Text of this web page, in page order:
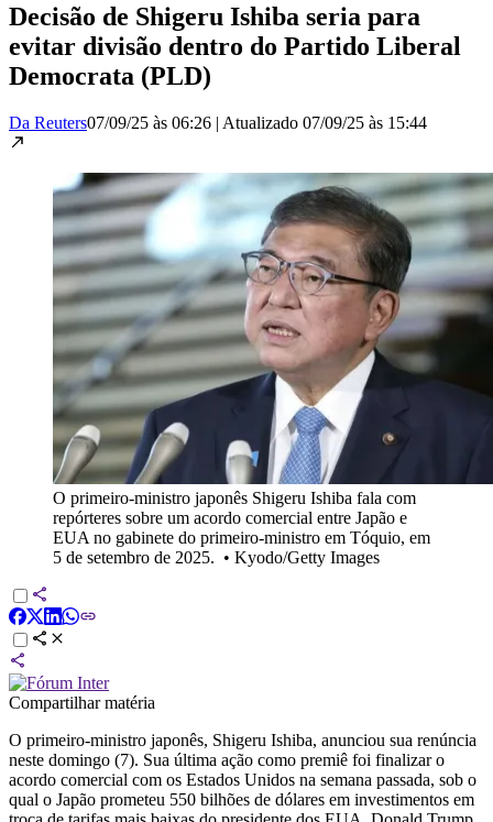
Decisão de Shigeru Ishiba seria para
evitar divisão dentro do Partido Liberal
Democrata (PLD)
Da Reuters07/09/25 às 06:26 | Atualizado 07/09/25 às 15:44
O primeiro-ministro japonês Shigeru Ishiba fala com
repórteres sobre um acordo comercial entre Japão e
EUA no gabinete do primeiro-ministro em Tóquio, em
5 de setembro de 2025. • Kyodo/Getty Images
Compartilhar matéria
O primeiro-ministro japonês, Shigeru Ishiba, anunciou sua renúncia
neste domingo (7). Sua última ação como premiê foi finalizar o
acordo comercial com os Estados Unidos na semana passada, sob o
qual o Japão prometeu 550 bilhões de dólares em investimentos em